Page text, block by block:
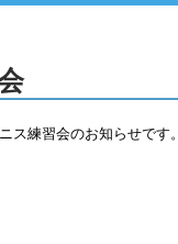
ス練習会のお知らせです。